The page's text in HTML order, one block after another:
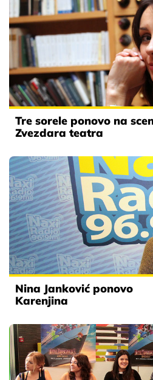
Tre sorele ponovo na
Zvezdara teatra
Nina Janković ponovo
Karenjina